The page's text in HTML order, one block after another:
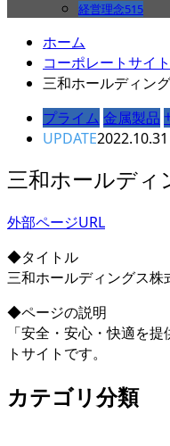
経営理念515
ホーム
コーポレートサイト
三和ホールディン
プライム 金属製品
UPDATE2022.10.31
三和ホールディ
外部ページURL
◆タイトル
三和ホールディングス株
◆ページの説明
「安全・安心・快適を
トサイトです。
カテゴリ分類